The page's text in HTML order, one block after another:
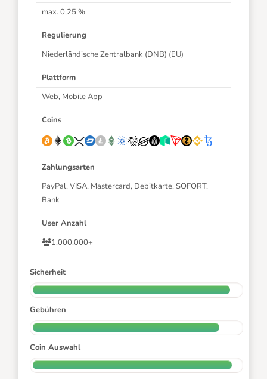
max. 0,25 %
Regulierung
Niederländische Zentralbank (DNB) (EU)
Plattform
Web, Mobile App
Coins
Zahlungsarten
PayPal, VISA, Mastercard, Debitkarte, SOFORT,
Bank
User Anzahl
1.000.000+
Sicherheit
Gebühren
Coin Auswahl